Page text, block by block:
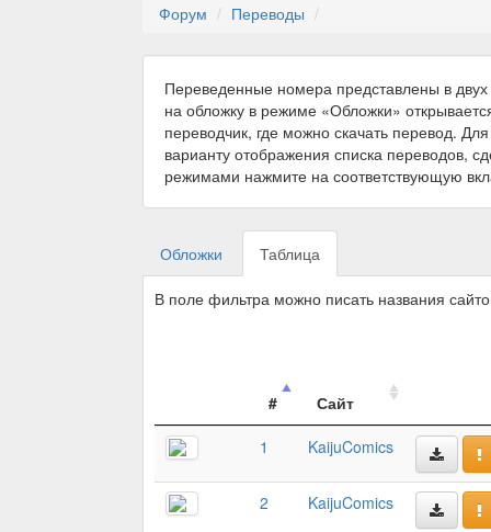
Форум Переводы
Переведенные номера представлены в
на обложку в режиме «Обложки»
переводчик, где можно скачать перевод.
варианту отображения списка переводов,
режимами нажмите на соответствующую
Обложки Таблица
В поле фильтра можно писать названия
#
Сайт
1
KaijuComics
2 KaijuComics